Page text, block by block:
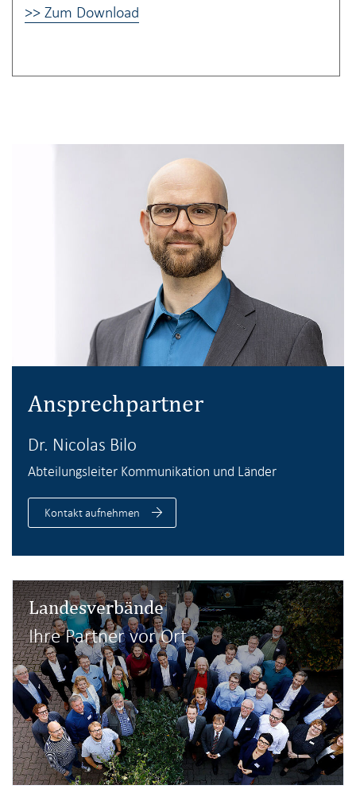
>> Zum Download
Ansprechpartner
Dr. Nicolas Bilo
Abteilungsleiter Kommunikation und Länder
Kontakt aufnehmen
Landesverbände
Ihre Partner vor Ort